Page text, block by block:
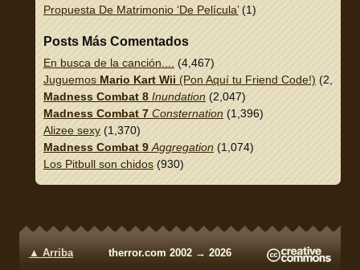
Propuesta De Matrimonio ‘De Película’(1)
Posts Más Comentados
En busca de la canción....
(4,467)
Juguemos Mario Kart Wii (Pon Aquí tu Friend Code!) (2,337)
Madness Combat 8 Inundation (2,047)
Madness Combat 7 Consternation (1,396)
Alizee sexy (1,370)
Madness Combat 9 Aggregation (1,074)
Los Pitbull son chidos (930)
▲ Arriba therror.com 2002 → 2026